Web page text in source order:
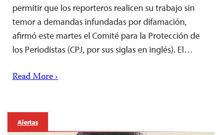
permitir que los reporteros realicen su trabajo sin
temor a demandas infundadas por difamación,
afirmó este martes el Comité para la Protección de
los Periodistas (CPJ, por sus siglas en inglés). El…
Read More ›
Alertas